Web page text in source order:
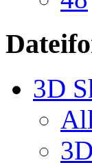
3D